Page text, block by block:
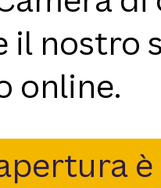
il nostro
online.